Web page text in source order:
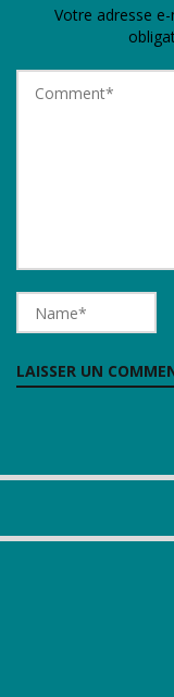
Votre adresse